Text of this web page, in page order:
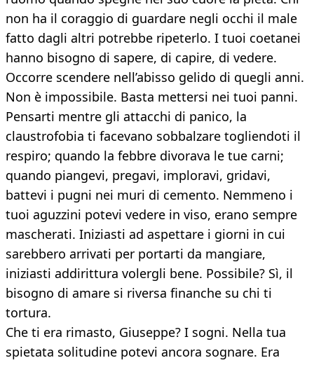
non ha il coraggio di guardare negli occhi il male
fatto dagli altri potrebbe ripeterlo. I tuoi coetanei
hanno bisogno di sapere, di capire, di vedere.
Occorre scendere nell’abisso gelido di quegli anni.
Non è impossibile. Basta mettersi nei tuoi panni.
Pensarti mentre gli attacchi di panico, la
claustrofobia ti facevano sobbalzare togliendoti il
respiro; quando la febbre divorava le tue carni;
quando piangevi, pregavi, imploravi, gridavi,
battevi i pugni nei muri di cemento. Nemmeno i
tuoi aguzzini potevi vedere in viso, erano sempre
mascherati. Iniziasti ad aspettare i giorni in cui
sarebbero arrivati per portarti da mangiare,
iniziasti addirittura volergli bene. Possibile? Sì, il
bisogno di amare si riversa finanche su chi ti
tortura.
Che ti era rimasto, Giuseppe? I sogni. Nella tua
spietata solitudine potevi ancora sognare. Era